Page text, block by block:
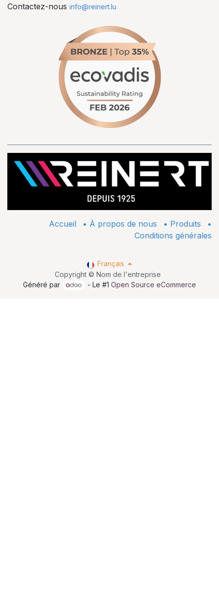
Contactez-nous info@reinert.lu
Accueil • À propos de nous • ​Produits
•
Conditions générales
Copyright © Nom de l'entreprise
Français
Généré par - Le #1Open Source eCommerce